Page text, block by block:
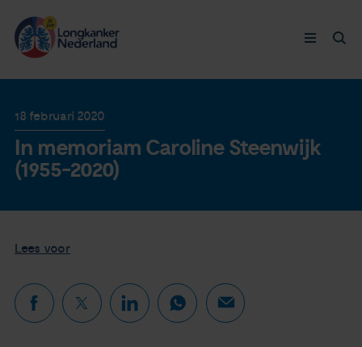
Longkanker
Leven met
Thymuskankers
Steun ons
18 februari 2020
In memoriam Caroline Steenwijk
(1955-2020)
Lees voor